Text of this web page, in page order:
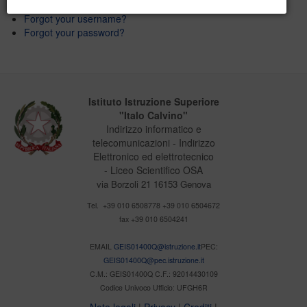
Forgot your username?
Forgot your password?
Istituto Istruzione Superiore
"Italo Calvino"
Indirizzo informatico e
telecomunicazioni - Indirizzo
Elettronico ed elettrotecnico
- Liceo Scientifico OSA
via Borzoli 21 16153 Genova
Tel. +39 010 6508778 +39 010 6504672
fax +39 010 6504241
EMAIL GEIS01400Q@istruzione.itPEC:
GEIS01400Q@pec.istruzione.it
C.M.: GEIS01400Q C.F.: 92014430109
Codice Univoco Ufficio: UFGH6R